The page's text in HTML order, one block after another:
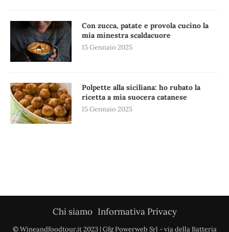
Con zucca, patate e provola cucino la
mia minestra scaldacuore
15 Gennaio 2025
Polpette alla siciliana: ho rubato la
ricetta a mia suocera catanese
15 Gennaio 2025
Chi siamo Informativa Privacy
© Wineandfoodtour.it 2023 | Gfg Powerweb Srl - via della Batteria